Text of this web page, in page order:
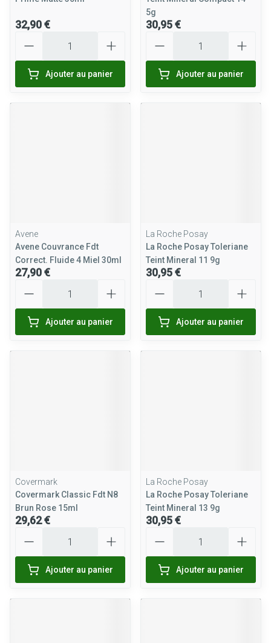
32,90 €
Ajouter au panier
5g
30,95 €
Ajouter au panier
Avene
Avene Couvrance Fdt
Correct. Fluide 4 Miel 30ml
27,90 €
Ajouter au panier
La Roche Posay
La Roche Posay Toleriane
Teint Mineral 11 9g
30,95 €
Ajouter au panier
Covermark
Covermark Classic Fdt N8
Brun Rose 15ml
29,62 €
Ajouter au panier
La Roche Posay
La Roche Posay Toleriane
Teint Mineral 13 9g
30,95 €
Ajouter au panier